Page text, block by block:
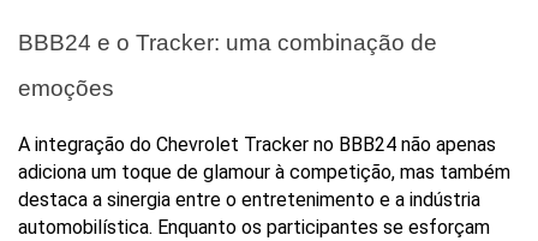
BBB24 e o Tracker: uma combinação de
emoções
A integração do Chevrolet Tracker no BBB24 não apenas
adiciona um toque de glamour à competição, mas também
destaca a sinergia entre o entretenimento e a indústria
automobilística. Enquanto os participantes se esforçam